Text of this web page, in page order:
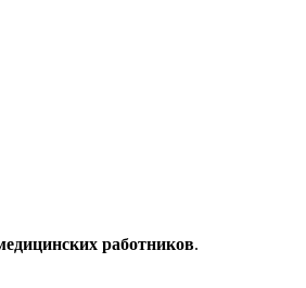
работников.